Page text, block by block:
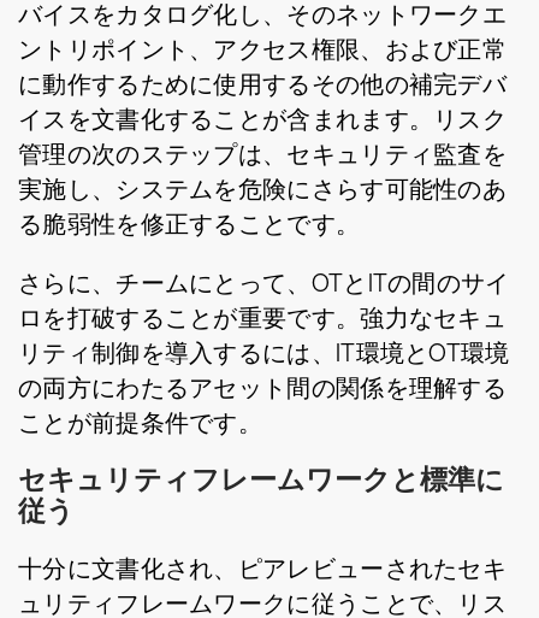
バイスをカタログ化し、そのネットワークエ
ントリポイント、アクセス権限、および正常
に動作するために使用するその他の補完デバ
イスを文書化することが含まれます。リスク
管理の次のステップは、セキュリティ監査を
実施し、システムを危険にさらす可能性のあ
る脆弱性を修正することです。
さらに、チームにとって、OTとITの間のサイ
ロを打破することが重要です。強力なセキュ
リティ制御を導入するには、IT環境とOT環境
の両方にわたるアセット間の関係を理解する
ことが前提条件です。
セキュリティフレームワークと標準に
従う
十分に文書化され、ピアレビューされたセキ
ュリティフレームワークに従うことで、リス